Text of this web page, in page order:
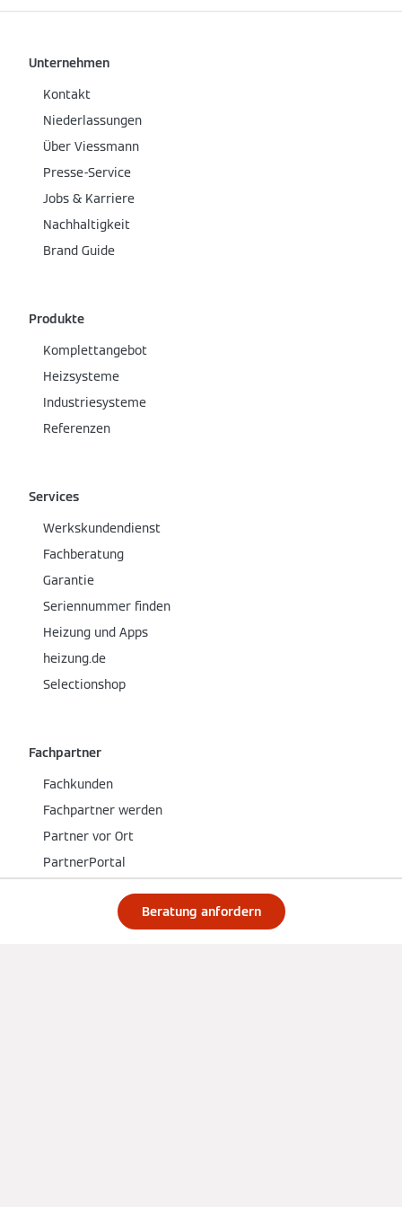
Beratung anfordern
Unternehmen
Kontakt
Niederlassungen
Über Viessmann
Presse-Service
Jobs & Karriere
Nachhaltigkeit
Brand Guide
Produkte
Komplettangebot
Heizsysteme
Industriesysteme
Referenzen
Services
Werkskundendienst
Fachberatung
Garantie
Seriennummer finden
Heizung und Apps
heizung.de
Selectionshop
Fachpartner
Fachkunden
Fachpartner werden
Partner vor Ort
PartnerPortal